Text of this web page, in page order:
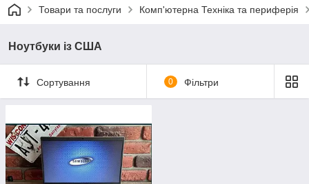
Товари та послуги Комп'ютерна Техніка та периферія
Ноутбуки із США
Сортування 0 Фільтри